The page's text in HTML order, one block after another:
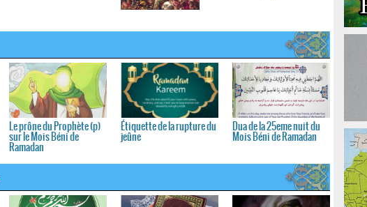
Le prône du Prophète (p)
sur le Mois Béni de
Ramadan
Étiquette de la rupture du
jeûne
Dua de la 25eme nuit du
Mois Béni de Ramadan